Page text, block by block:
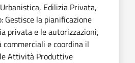
Edilizia Privata,
Gestisce la pianificazione
privata e le autorizzazioni,
e coordina il
Attività Produttive